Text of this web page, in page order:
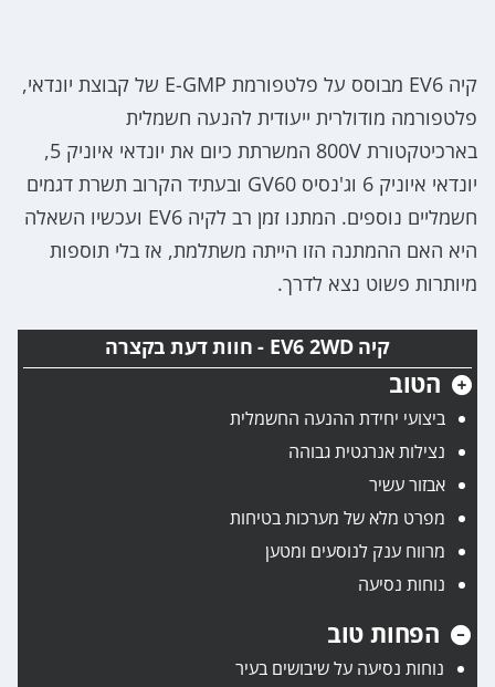
קיה EV6 מבוסס על פלטפורמת E-GMP של קבוצת יונדאי,
פלטפורמה מודולרית ייעודית להנעה חשמלית
בארכיטקטורת 800V המשרתת כיום את יונדאי איוניק 5,
יונדאי איוניק 6 וג'נסיס GV60 ובעתיד הקרוב תשרת דגמים
חשמליים נוספים. המתנו זמן רב לקיה EV6 ועכשיו השאלה
היא האם ההמתנה הזו הייתה משתלמת, אז בלי תוספות
מיותרות פשוט נצא לדרך.
קיה EV6 2WD - חוות דעת בקצרה
הטוב
ביצועי יחידת ההנעה החשמלית
נצילות אנרגטית גבוהה
אבזור עשיר
מפרט מלא של מערכות בטיחות
מרווח ענק לנוסעים ומטען
נוחות נסיעה
הפחות טוב
נוחות נסיעה על שיבושים בעיר